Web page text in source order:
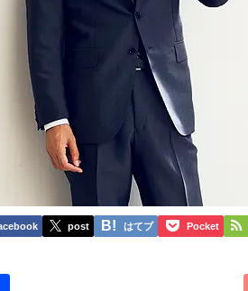
post はてブ Pocket